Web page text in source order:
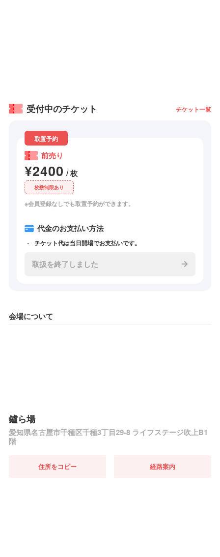
受付中のチケット チケット一覧
取置予約
前売り
¥2400 / 枚
枚数制限あり
※会員登録なしでも取置予約ができます。
代金のお支払い方法
チケット代は当日開場でお支払いです。
取扱を終了しました
会場について
鑪ら場
愛知県名古屋市千種区千種3丁目29-8 ライフステージ吹上B1
階
住所をコピー 経路案内